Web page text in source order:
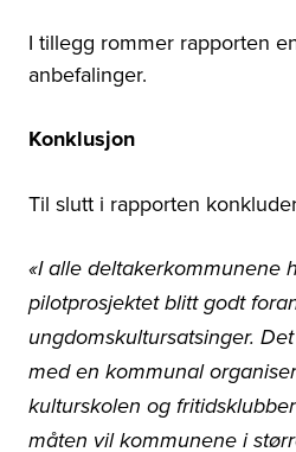
I tillegg rommer rapporten
anbefalinger.
Konklusjon
Til slutt i rapporten
«I alle deltakerkommunene
pilotprosjektet blitt godt
ungdomskultursatsinger.
med en kommunal
kulturskolen og
måten vil kommunene i